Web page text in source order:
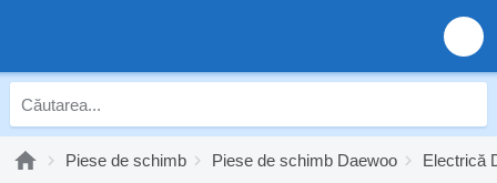
Piese de schimb Piese de schimb Daewoo Electrică